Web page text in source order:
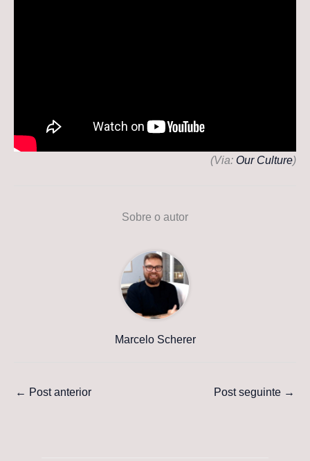
(Via: Our Culture)
Sobre o autor
Marcelo Scherer
← Post anterior Post seguinte →